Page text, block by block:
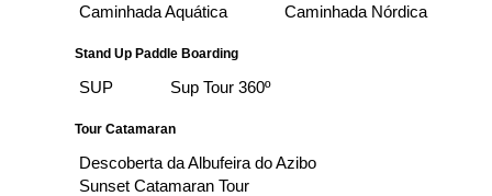
Caminhada Aquática Caminhada Nórdica
Stand Up Paddle Boarding
SUP Sup Tour 360º
Tour Catamaran
Descoberta da Albufeira do Azibo
Sunset Catamaran Tour